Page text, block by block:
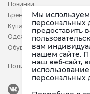
Новинки
Бренды
Купальники
Одежда
Обувь
Политика
Наша группа
Мы
персональных
предоставить
вам
нашем сайте.
наш веб-сайт,
персональных